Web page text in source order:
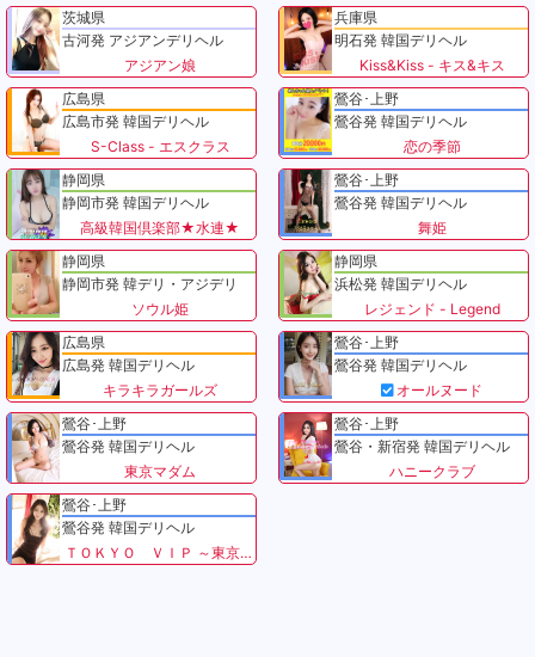
茨城県
古河発 アジアンデリヘル
アジアン娘
兵庫県
明石発 韓国デリヘル
Kiss&Kiss - キス&キス
広島県
広島市発 韓国デリヘル
S-Class - エスクラス
鶯谷･上野
鶯谷発 韓国デリヘル
恋の季節
静岡県
静岡市発 韓国デリヘル
高級韓国倶楽部★水連★
鶯谷･上野
鶯谷発 韓国デリヘル
舞姫
静岡県
静岡市発 韓デリ・アジデリ
ソウル姫
静岡県
浜松発 韓国デリヘル
レジェンド - Legend
広島県
広島発 韓国デリヘル
キラキラガールズ
鶯谷･上野
鶯谷発 韓国デリヘル
オールヌード
鶯谷･上野
鶯谷発 韓国デリヘル
東京マダム
鶯谷･上野
鶯谷・新宿発 韓国デリヘル
ハニークラブ
鶯谷･上野
鶯谷発 韓国デリヘル
ＴＯＫＹＯ ＶＩＰ ～東京VIP～